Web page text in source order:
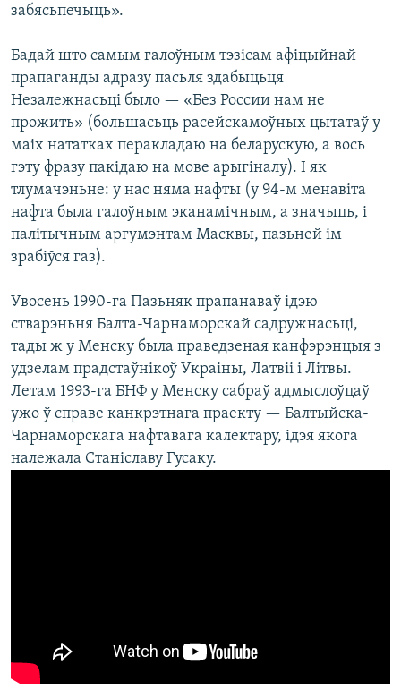
забясьпечыць».
Бадай што самым галоўным тэзісам афіцыйнай
прапаганды адразу пасьля здабыцьця
Незалежнасьці было — «Без России нам не
прожить» (большасьць расейскамоўных цытатаў у
маіх нататках перакладаю на беларускую, а вось
гэту фразу пакідаю на мове арыгіналу). І як
тлумачэньне: у нас няма нафты (у 94-м менавіта
нафта была галоўным эканамічным, а значыць, і
палітычным аргумэнтам Масквы, пазьней ім
зрабіўся газ).
Увосень 1990-га Пазьняк прапанаваў ідэю
стварэньня Балта-Чарнаморскай садружнасьці,
тады ж у Менску была праведзеная канфэрэнцыя з
удзелам прадстаўнікоў Украіны, Латвіі і Літвы.
Летам 1993-га БНФ у Менску сабраў адмыслоўцаў
ужо ў справе канкрэтнага праекту — Балтыйска-
Чарнаморскага нафтавага калектару, ідэя якога
належала Станіславу Гусаку.